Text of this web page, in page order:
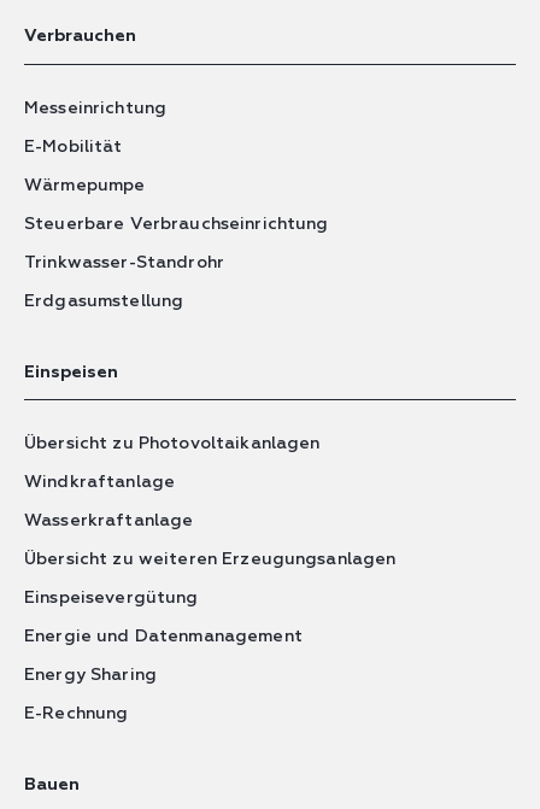
Verbrauchen
Messeinrichtung
E-Mobilität
Wärmepumpe
Steuerbare Verbrauchseinrichtung
Trinkwasser-Standrohr
Erdgasumstellung
Einspeisen
Übersicht zu Photovoltaikanlagen
Windkraftanlage
Wasserkraftanlage
Übersicht zu weiteren Erzeugungsanlagen
Einspeisevergütung
Energie und Datenmanagement
Energy Sharing
E-Rechnung
Bauen